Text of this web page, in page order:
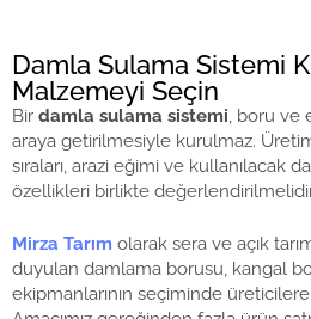
Damla Sulama Sistemi
Malzemeyi Seçin
Bir damla sulama sistemi, boru ve
araya getirilmesiyle kurulmaz.
sıraları, arazi eğimi ve kullanılacak
özellikleri birlikte
Mirza Tarım olarak sera ve açık
duyulan damlama borusu, kangal
ekipmanlarının seçiminde